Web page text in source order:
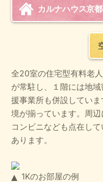
カルナハウス京
全20室の住宅型有料老
が常駐し、１階には地
援事業所も併設してい
境が揃っています。周辺
コンビニなども点在し
あります。
1Kのお部屋の例